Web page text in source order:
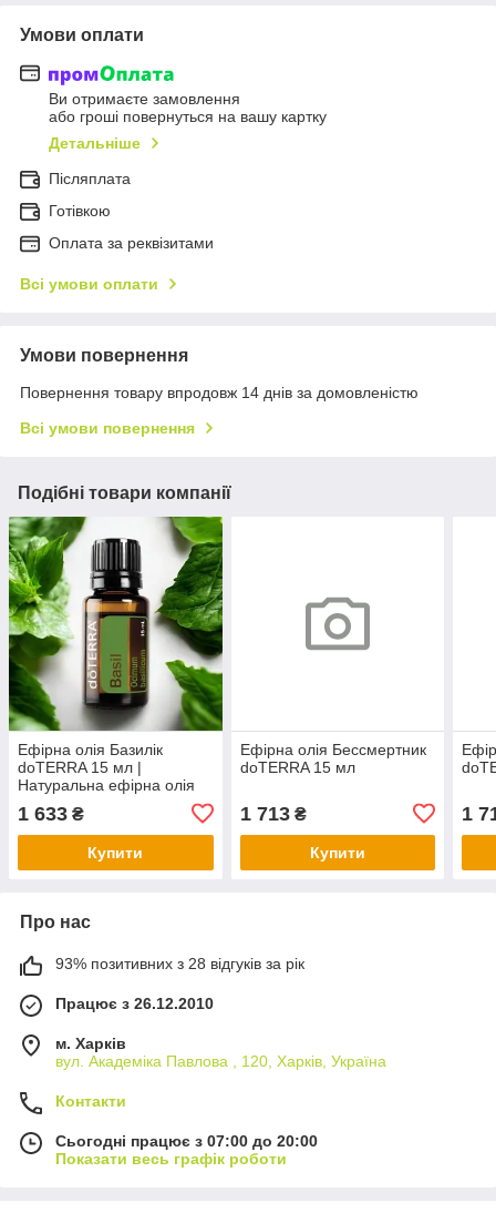
Умови оплати
Ви отримаєте замовлення
або гроші повернуться на вашу картку
Детальніше
Післяплата
Готівкою
Оплата за реквізитами
Всі умови оплати
Умови повернення
Повернення товару впродовж 14 днів за домовленістю
Всі умови повернення
Подібні товари компанії
Ефірна олія Базилік
doTERRA 15 мл |
Натуральна ефірна олія
ароматерапії
1 633 ₴
Купити
Ефірна олія Бессмертник
doTERRA 15 мл
1 713₴
Купити
1
Про нас
93% позитивних з 28 відгуків за рік
Працює з 26.12.2010
м. Харків
вул. Академіка Павлова , 120, Харків, Україна
Контакти
Сьогодні працює з 07:00 до 20:00
Показати весь графік роботи